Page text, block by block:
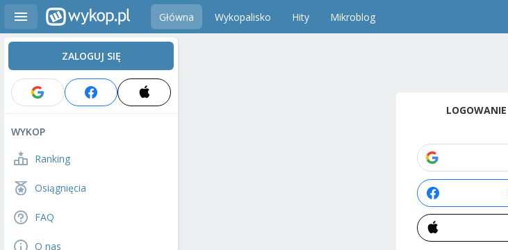
Główna Wykopalisko Hity Mikroblog
ZALOGUJ SIĘ
WYKOP
Ranking
Osiągnięcia
FAQ
O nas
LOGOWANIE